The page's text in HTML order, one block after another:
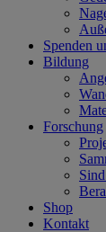
Spenden
Bildung
Forschung
Shop
Kontakt